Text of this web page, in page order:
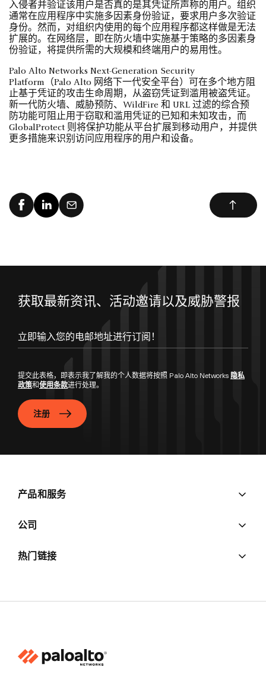
入侵者并验证该用户是否真的是其凭证所声称的用户。组织
通常在应用程序中实施多因素身份验证，要求用户多次验证
身份。然而，对组织内使用的每个应用程序都这样做是无法
扩展的。在网络层，即在防火墙中实施基于策略的多因素身
份验证，将提供所需的大规模和终端用户的易用性。
Palo Alto Networks Next-Generation Security
Platform（Palo Alto 网络下一代安全平台）可在多个地方阻
止基于凭证的攻击生命周期，从盗窃凭证到滥用被盗凭证。
新一代防火墙、威胁预防、WildFire 和 URL 过滤的综合预
防功能可阻止用于窃取和滥用凭证的已知和未知攻击，而
GlobalProtect 则将保护功能从平台扩展到移动用户，并提供
更多措施来识别访问应用程序的用户和设备。
获取最新资讯、活动邀请以及威胁警报
提交此表格，即表示我了解我的个人数据将按照 Palo Alto Networks 隐私
政策和使用条款进行处理。
注册
产品和服务
公司
热门链接